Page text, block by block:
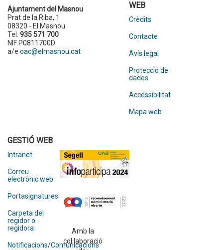
Ajuntament del Masnou
Prat de la Riba, 1
08320 - El Masnou
Tel. 935 571 700
NIF P0811700D
a/e oac@elmasnou.cat
WEB
Crèdits
Contacte
Avís legal
Protecció de
dades
Accessibilitat
Mapa web
GESTIÓ WEB
Intranet
Correu
electrònic web
Portasignatures
Carpeta del
regidor o
regidora
Notificacions/Comunicacions
Amb la
col·laboració